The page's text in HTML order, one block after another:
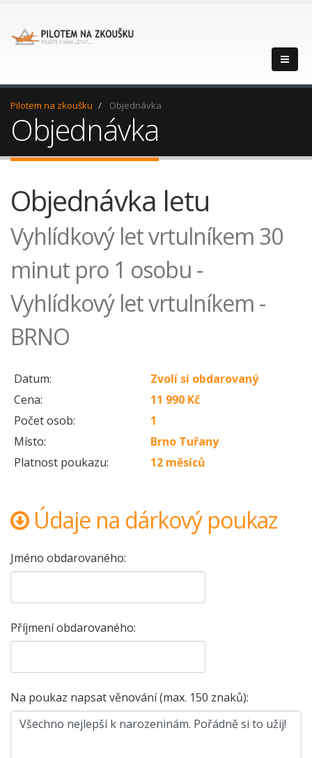
Pilotem na zkoušku Objednávka
Objednávka
Objednávka letu
Vyhlídkový let vrtulníkem 30
minut pro 1 osobu -
Vyhlídkový let vrtulníkem -
BRNO
Datum:
Zvolí si obdarovaný
Cena:
11 990 Kč
Počet osob:
1
Místo:
Brno Tuřany
Platnost poukazu:
12 měsíců
Údaje na dárkový poukaz
Jméno obdarovaného:
Příjmení obdarovaného:
Na poukaz napsat věnování (max. 150 znaků):